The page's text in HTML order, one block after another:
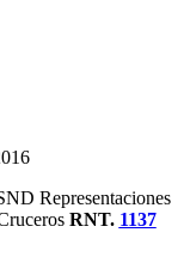
Representaciones
RNT. 1137